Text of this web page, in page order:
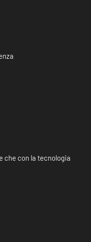
che con la tecnologia